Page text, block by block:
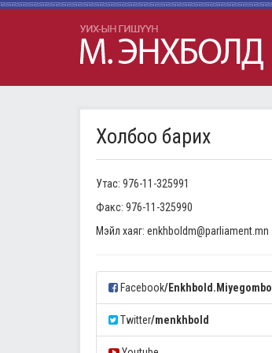
Холбоо барих
Утас: 976-11-325991
Факс: 976-11-325990
Mэйл хаяг: enkhboldm@parliament.mn
Facebook/Enkhbold.Miyegombo
Twitter/menkhbold